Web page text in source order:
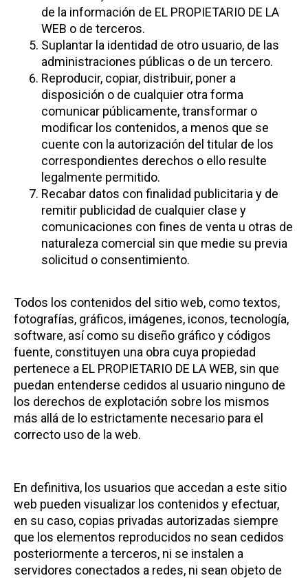
de la información de EL PROPIETARIO DE LA
WEB o de terceros.
Suplantar la identidad de otro usuario, de las
administraciones públicas o de un tercero.
Reproducir, copiar, distribuir, poner a
disposición o de cualquier otra forma
comunicar públicamente, transformar o
modificar los contenidos, a menos que se
cuente con la autorización del titular de los
correspondientes derechos o ello resulte
legalmente permitido.
Recabar datos con finalidad publicitaria y de
remitir publicidad de cualquier clase y
comunicaciones con fines de venta u otras de
naturaleza comercial sin que medie su previa
solicitud o consentimiento.
Todos los contenidos del sitio web, como textos,
fotografías, gráficos, imágenes, iconos, tecnología,
software, así como su diseño gráfico y códigos
fuente, constituyen una obra cuya propiedad
pertenece a EL PROPIETARIO DE LA WEB, sin que
puedan entenderse cedidos al usuario ninguno de
los derechos de explotación sobre los mismos
más allá de lo estrictamente necesario para el
correcto uso de la web.
En definitiva, los usuarios que accedan a este sitio
web pueden visualizar los contenidos y efectuar,
en su caso, copias privadas autorizadas siempre
que los elementos reproducidos no sean cedidos
posteriormente a terceros, ni se instalen a
servidores conectados a redes, ni sean objeto de